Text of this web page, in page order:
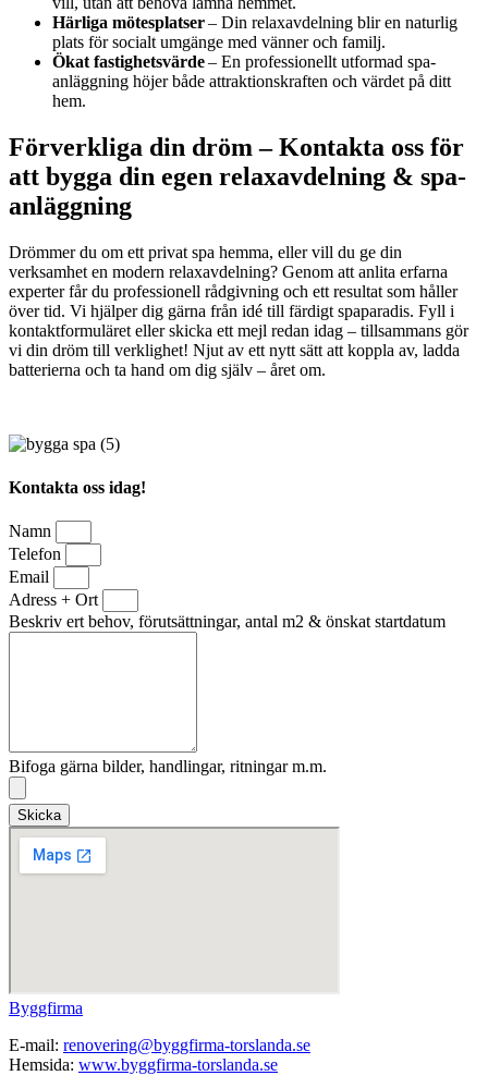
Härliga mötesplatser– Din relaxavdelning blir en naturlig
plats för socialt umgänge med vänner och familj.
Ökat fastighetsvärde– En professionellt utformad spa-
anläggning höjer både attraktionskraften och värdet på ditt
hem.
Förverkliga din dröm – Kontakta oss för
att bygga din egen relaxavdelning & spa-
anläggning
Drömmer du om ett privat spa hemma, eller vill du ge din
verksamhet en modern relaxavdelning? Genom att anlita erfarna
experter får du professionell rådgivning och ett resultat som håller
över tid. Vi hjälper dig gärna från idé till färdigt spaparadis. Fyll i
kontaktformuläret eller skicka ett mejl redan idag – tillsammans gör
vi din dröm till verklighet! Njut av ett nytt sätt att koppla av, ladda
batterierna och ta hand om dig själv – året om.
Kontakta oss idag!
Namn
Telefon
Email
Adress + Ort
Beskriv ert behov, förutsättningar, antal m2 & önskat startdatum
Bifoga gärna bilder, handlingar, ritningar m.m.
Skicka
Byggfirma
E-mail: renovering@byggfirma-torslanda.se
Hemsida: www.byggfirma-torslanda.se